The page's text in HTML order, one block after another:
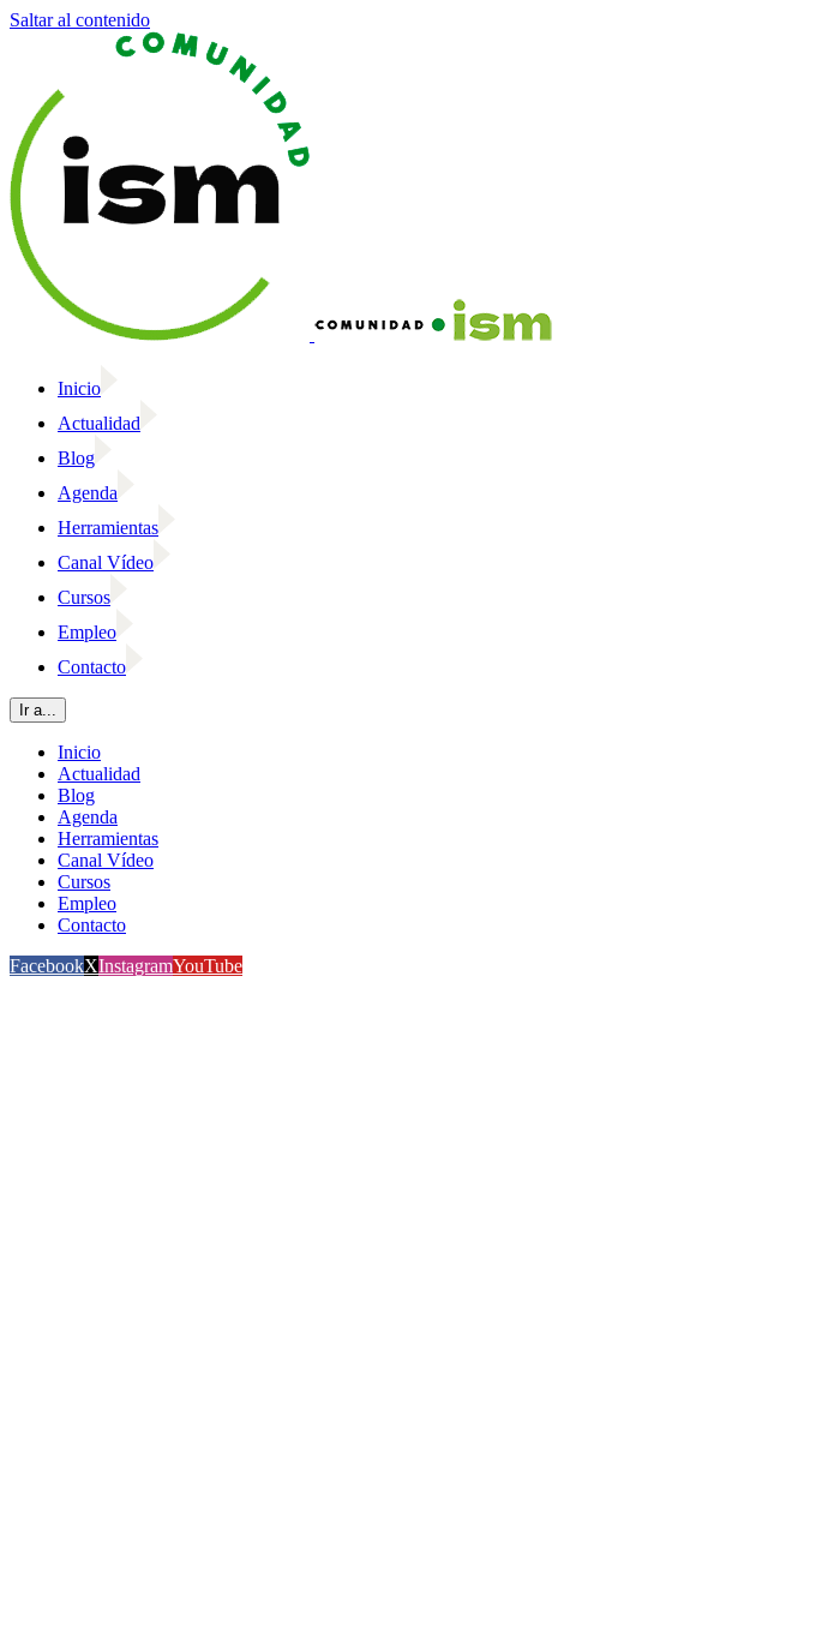
Saltar al contenido
Inicio
Actualidad
Blog
Agenda
Herramientas
Canal Vídeo
Cursos
Empleo
Contacto
Ir a...
Inicio
Actualidad
Blog
Agenda
Herramientas
Canal Vídeo
Cursos
Empleo
Contacto
FacebookXInstagramYouTube